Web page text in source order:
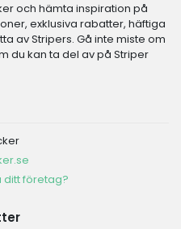
och hämta inspiration på
exklusiva rabatter, häftiga
av Stripers. Gå inte miste om
du kan ta del av på Striper
ditt företag?